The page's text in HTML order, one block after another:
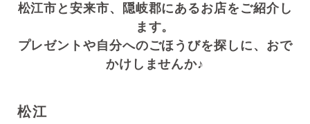
松江市と安来市、隠岐郡にあるお店をご紹介し
ます。
プレゼントや自分へのごほうびを探しに、おで
かけしませんか♪
松江